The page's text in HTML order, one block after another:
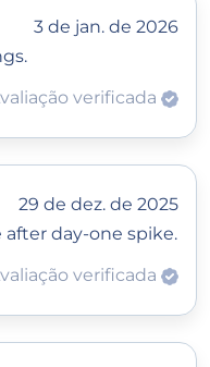
3 de jan. de 2026
verificada
29 de dez. de 2025
day-one spike.
verificada